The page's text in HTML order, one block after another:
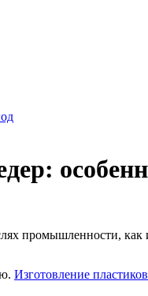
промышленности,
Изготовление